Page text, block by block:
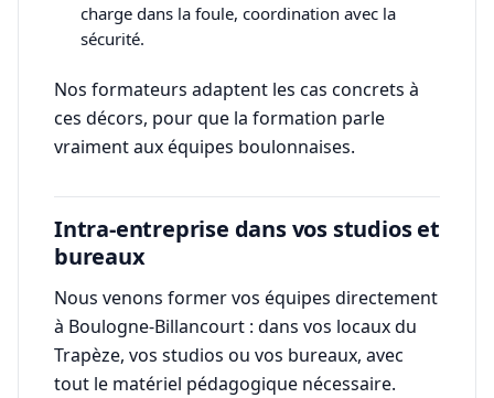
charge dans la foule, coordination avec la
sécurité.
Nos formateurs adaptent les cas concrets à
ces décors, pour que la formation parle
vraiment aux équipes boulonnaises.
Intra-entreprise dans vos studios et
bureaux
Nous venons former vos équipes directement
à Boulogne-Billancourt : dans vos locaux du
Trapèze, vos studios ou vos bureaux, avec
tout le matériel pédagogique nécessaire.